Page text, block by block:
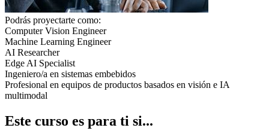
Podrás proyectarte como:
Computer Vision Engineer
Machine Learning Engineer
AI Researcher
Edge AI Specialist
Ingeniero/a en sistemas embebidos
Profesional en equipos de productos basados en visión e IA
multimodal
Este curso es para ti si...